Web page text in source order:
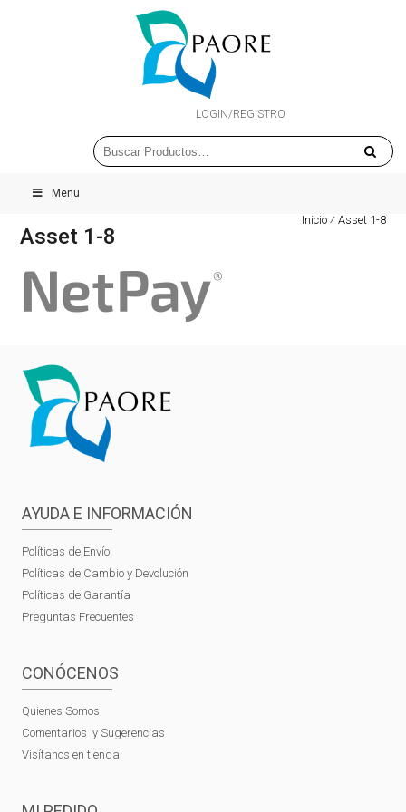
LOGIN/REGISTRO
Menu
Inicio ⁄Asset 1-8
Asset 1-8
AYUDA E INFORMACIÓN
Políticas de Envío
Políticas de Cambio y Devolución
Políticas de Garantía
Preguntas Frecuentes
CONÓCENOS
Quienes Somos
Comentarios y Sugerencias
Visítanos en tienda